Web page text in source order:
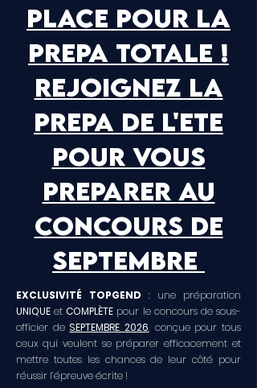
place pour la
prepa totale !
rejoignez La
prepa de l'ete
pour vous
preparer au
concours de
septembre
EXCLUSIVITÉ TOPGEND : une préparation
UNIQUE etCOMPLÈTE pour le concours de sous-
officier deSEPTEMBRE 2026, conçue pour tous
ceux qui veulent se préparer efficacement et
mettre toutes les chances de leur côté pour
réussir l’épreuve écrite !